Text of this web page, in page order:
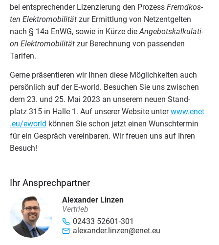
bei ent­spre­chen­der Lizen­zie­rung den Pro­zess Fremd­kos­
ten Elek­tro­mo­bi­li­tät zur Ermitt­lung von Netz­ent­gel­ten
nach § 14a EnWG, sowie in Kür­ze dieAnge­bots­kal­ku­la­ti­
on Elek­tro­mo­bi­li­tät zur Berech­nung von pas­sen­den
Tarifen.
Ger­ne prä­sen­tie­ren wir Ihnen die­se Mög­lich­kei­ten auch
per­sön­lich auf der E‑world. Besu­chen Sie uns zwi­schen
dem 23. und 25. Mai 2023 an unse­rem neu­en Stand­
platz 315 in Hal­le 1 . Auf unse­rer Web­site unterwww​.enet​
.eu/​e​world kön­nen Sie schon jetzt einen Wunsch­ter­min
für ein Gespräch ver­ein­ba­ren. Wir freu­en uns auf Ihren
Besuch!
Ihr Ansprechpartner
Alexander Linzen
Vertrieb
02433 52601-301
alexander.linzen@enet.eu